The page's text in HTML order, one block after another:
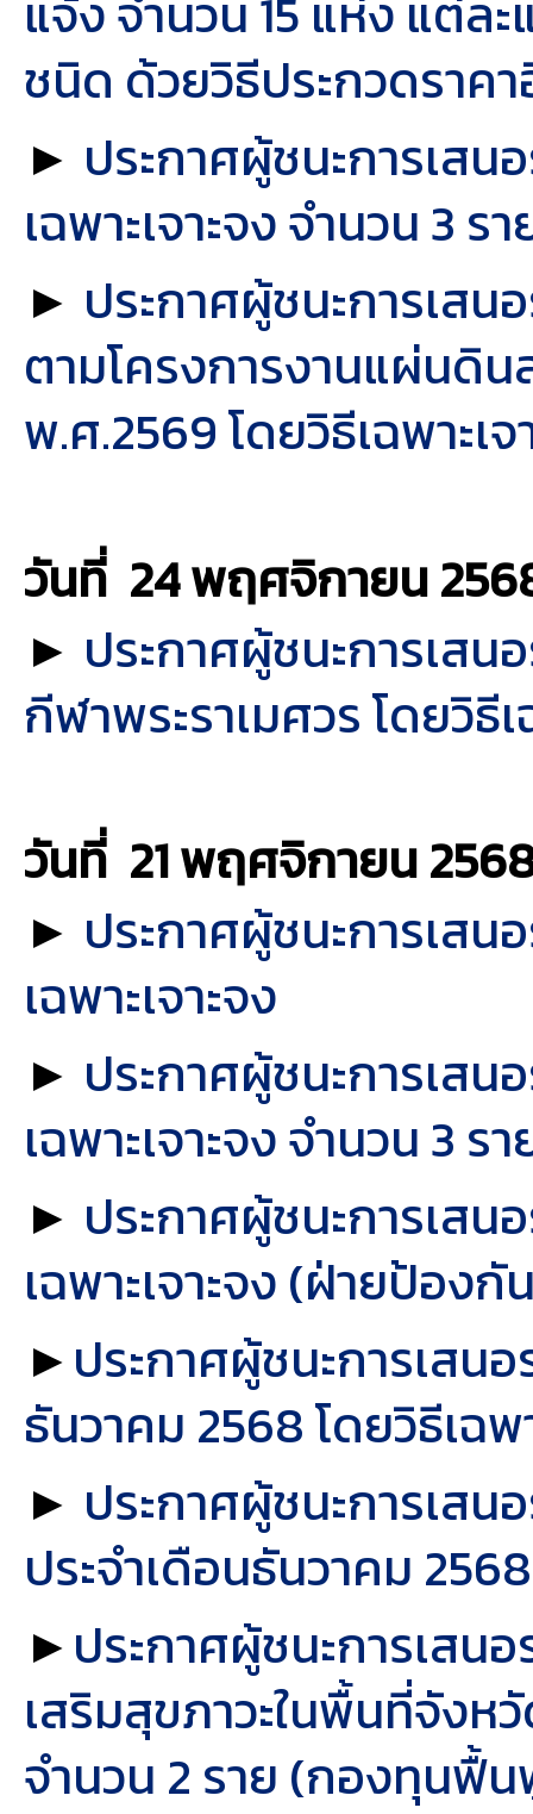
แจ้ง จำนวน 15 แห่ง แต่ล
ชนิด ด้วยวิธีประกวดราค
► ประกาศผู้ชนะการเสน
เฉพาะเจาะจง จำนวน 3
► ประกาศผู้ชนะการเส
ตามโครงการงานแผ่นดิ
พ.ศ.2569 โดยวิธีเฉพาะเจ
วันที่ 24 พฤศจิกายน
► ประกาศผู้ชนะการเสน
กีฬาพระราเมศวร โดยวิธีเ
วันที่ 21 พฤศจิกายน
► ประกาศผู้ชนะการเสน
เฉพาะเจาะจง
► ประกาศผู้ชนะการเสน
เฉพาะเจาะจง จำนวน 3 ร
► ประกาศผู้ชนะการเสน
เฉพาะเจาะจง (ฝ่ายป้องกั
►ประกาศผู้ชนะการเสน
ธันวาคม 2568 โดยวิธีเฉ
► ประกาศผู้ชนะการเส
ประจำเดือนธันวาคม
►ประกาศผู้ชนะการเสน
เสริมสุขภาวะในพื้นที่จังห
จำนวน 2 ราย (กองทุนฟื้